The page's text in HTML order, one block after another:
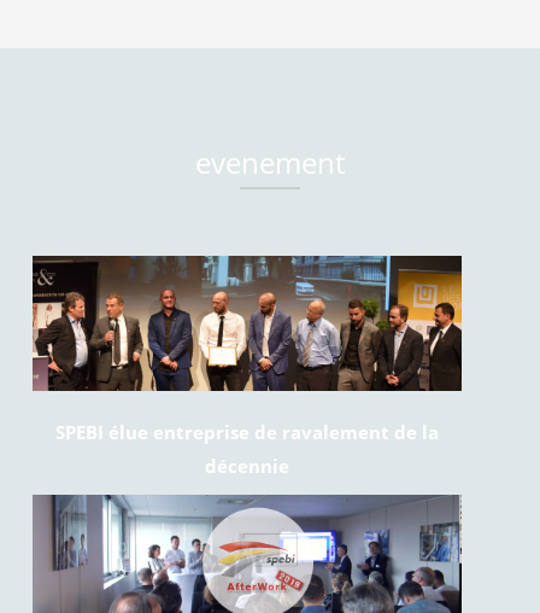
evenement
SPEBI élue entreprise de ravalement de la
décennie